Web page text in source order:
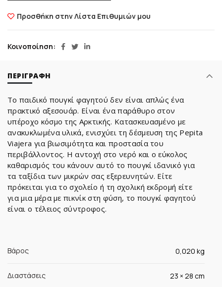
Προσθήκη στην Λίστα Επιθυμιών μου
Κοινοποίηση
ΠΕΡΙΓΡΑΦΉ
Το παιδικό πουγκί φαγητού δεν είναι απλώς ένα
πρακτικό αξεσουάρ. Είναι ένα παράθυρο στον
υπέροχο κόσμο της Αρκτικής. Κατασκευασμένο με
ανακυκλωμένα υλικά, ενισχύει τη δέσμευση της Pepita
Viajera για βιωσιμότητα και προστασία του
περιβάλλοντος. Η αντοχή στο νερό και ο εύκολος
καθαρισμός του κάνουν αυτό το πουγκί ιδανικό για
τα ταξίδια των μικρών σας εξερευνητών. Είτε
πρόκειται για το σχολείο ή τη σχολική εκδρομή είτε
για μια μέρα με πικνίκ στη φύση, το πουγκί φαγητού
είναι ο τέλειος σύντροφος.
Βάρος 0,020 kg
Διαστάσεις 23 × 28 cm